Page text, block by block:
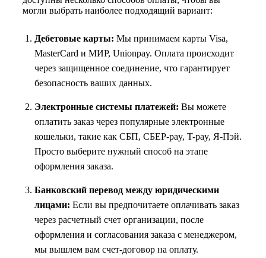
могли выбрать наиболее подходящий вариант:
Дебетовые карты: Мы принимаем карты Visa,
MasterCard и МИР, Unionpay. Оплата происходит
через защищенное соединение, что гарантирует
безопасность ваших данных.
Электронные системы платежей: Вы можете
оплатить заказ через популярные электронные
кошельки, такие как СБП, СБЕР-pay, T-pay, Я-Пэй.
Просто выберите нужный способ на этапе
оформления заказа.
Банковский перевод между юридическими
лицами: Если вы предпочитаете оплачивать заказ
через расчетный счет организации, после
оформления и согласования заказа с менеджером,
мы вышлем вам счет-договор на оплату.